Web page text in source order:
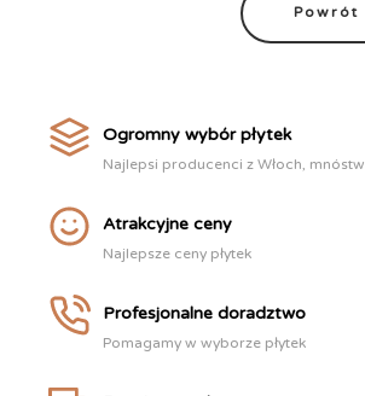
Powrót
Ogromny wybór płytek
Najlepsi producenci z Włoch,
Atrakcyjne ceny
Najlepsze ceny płytek
Profesjonalne doradztwo
Pomagamy w wyborze płytek